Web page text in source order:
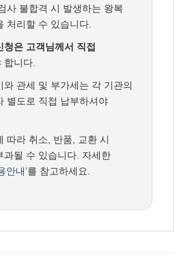
사 불합격 시 발생하는 왕복
처리할 수 있습니다.
청은 고객님께서 직접
합니다.
와 관세 및 부가세는 각 기관의
별도로 직접 납부하셔야
따라 취소, 반품, 교환 시
과될 수 있습니다. 자세한
안내’를 참고하세요.